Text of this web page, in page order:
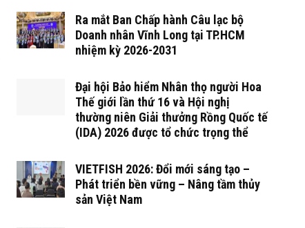
Ra mắt Ban Chấp hành Câu lạc bộ
Doanh nhân Vĩnh Long tại TP.HCM
nhiệm kỳ 2026-2031
Đại hội Bảo hiểm Nhân thọ người Hoa
Thế giới lần thứ 16 và Hội nghị
thường niên Giải thưởng Rồng Quốc tế
(IDA) 2026 được tổ chức trọng thể
VIETFISH 2026: Đổi mới sáng tạo –
Phát triển bền vững – Nâng tầm thủy
sản Việt Nam